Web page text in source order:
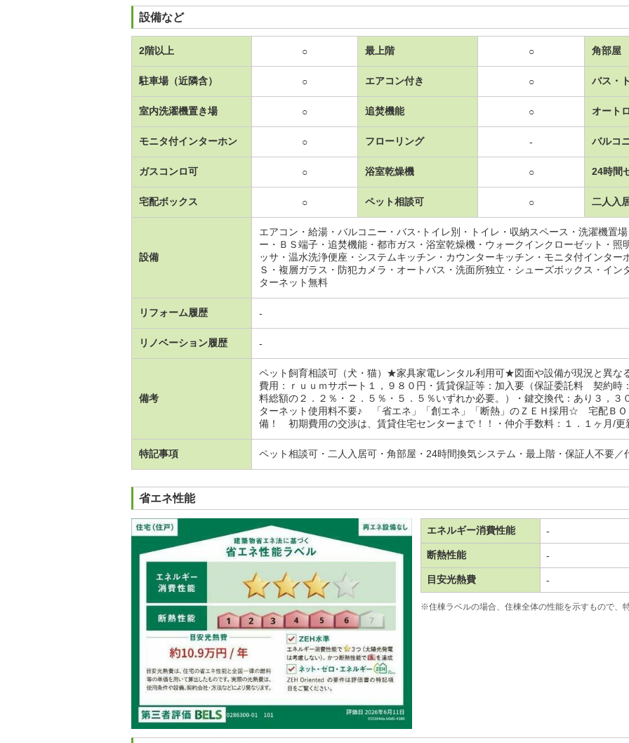
設備など
2階以上 ○ 最上階 ○ 角部屋
駐車場（近隣含） ○ エアコン付き ○ バス・
室内洗濯機置き場 ○ 追焚機能 ○ オート
モニタ付インターホン ○ フローリング - バルコ
ガスコンロ可 ○ 浴室乾燥機 ○ 24時間
宅配ボックス ○ ペット相談可 ○ 二人入
設備
エアコン・給湯・バルコニー・バス･トイレ別・トイレ・収納スペース・洗濯機置
ー・ＢＳ端子・追焚機能・都市ガス・浴室乾燥機・ウォークインクローゼット・照
ッサ・温水洗浄便座・システムキッチン・カウンターキッチン・モニタ付インター
Ｓ・複層ガラス・防犯カメラ・オートバス・洗面所独立・シューズボックス・イ
ターネット無料
リフォーム履歴 -
リノベーション履歴 -
備考
ペット飼育相談可（犬・猫）★家具家電レンタル利用可★図面や設備が現況と異な
費用：ｒｕｕｍサポート１，９８０円・賃貸保証等：加入要（保証委託料 契約時
料総額の２．２％・２．５％・５．５％いずれか必要。）・鍵交換代：あり３
ターネット使用料不要♪ 「省エネ」「創エネ」「断熱」のＺＥＨ採用☆ 宅配ＢＯ
備！ 初期費用の交渉は、賃貸住宅センターまで！！・仲介手数料：１．１ヶ月/
特記事項 ペット相談可・二人入居可・角部屋・24時間換気システム・最上階・保証人不要／
省エネ性能
エネルギー消費性能 -
断熱性能 -
目安光熱費 -
※住棟ラベルの場合、住棟全体の性能を示すもので、